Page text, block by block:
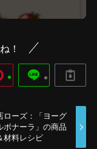
！
ローズ：「ヨーグ
ボナーラ」の商品
材料レシピ